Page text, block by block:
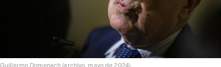
Guillermo Domenech (archivo, mayo de 2024).